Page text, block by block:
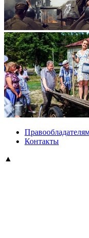
Контакты
▲